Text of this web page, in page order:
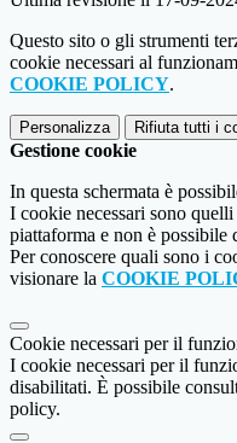
Questo sito o gli strumenti
cookie necessari al
COOKIE POLICY.
Personalizza Rifiuta tutti i
Gestione cookie
In questa schermata è
I cookie necessari sono
piattaforma e non è possibile
Per conoscere quali sono i
visionare la COOKIE
Cookie necessari per il
I cookie necessari per il
disabilitati. È possibile
policy.